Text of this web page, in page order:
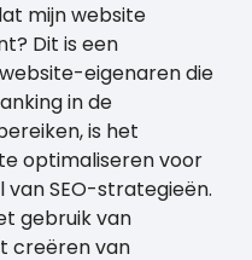
mijn website
Dit is een
eigenaren die
in de
is het
optimaliseren voor
SEO-strategieën.
gebruik van
creëren van